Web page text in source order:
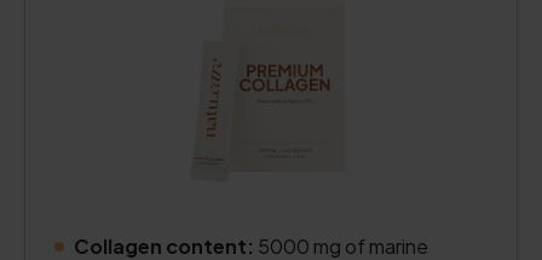
Collagen content: 5000 mg of marine